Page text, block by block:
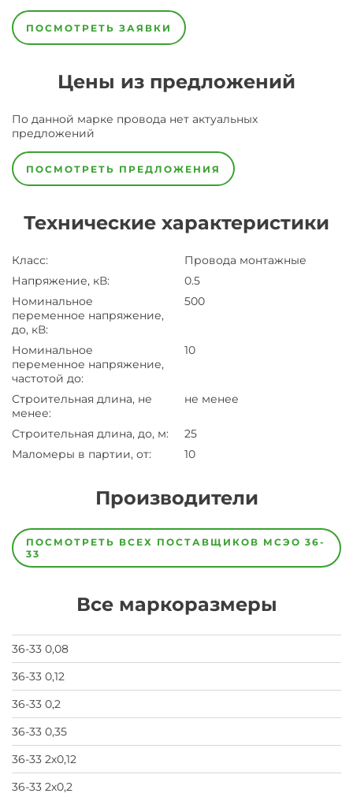
ПОСМОТРЕТЬ ЗАЯВКИ
Цены из предложений
По данной марке провода нет актуальных
предложений
ПОСМОТРЕТЬ ПРЕДЛОЖЕНИЯ
Технические характеристики
Класс:
Провода монтажные
Напряжение, кВ:
0.5
Номинальное
переменное напряжение,
до, кВ:
500
Номинальное
переменное напряжение,
частотой до:
10
Строительная длина, не
менее:
не менее
Строительная длина, до, м:
25
Маломеры в партии, от: 10
Производители
Завод Завод-
изготовитель
предпочел
на
завод
ПОСМОТРЕТЬ ВСЕХ ПОСТАВЩИКОВ МСЭО 36-
33
Все маркоразмеры
36-33 0,08
36-33 0,12
36-33 0,2
36-33 0,35
36-33 2х0,12
36-33 2х0,2